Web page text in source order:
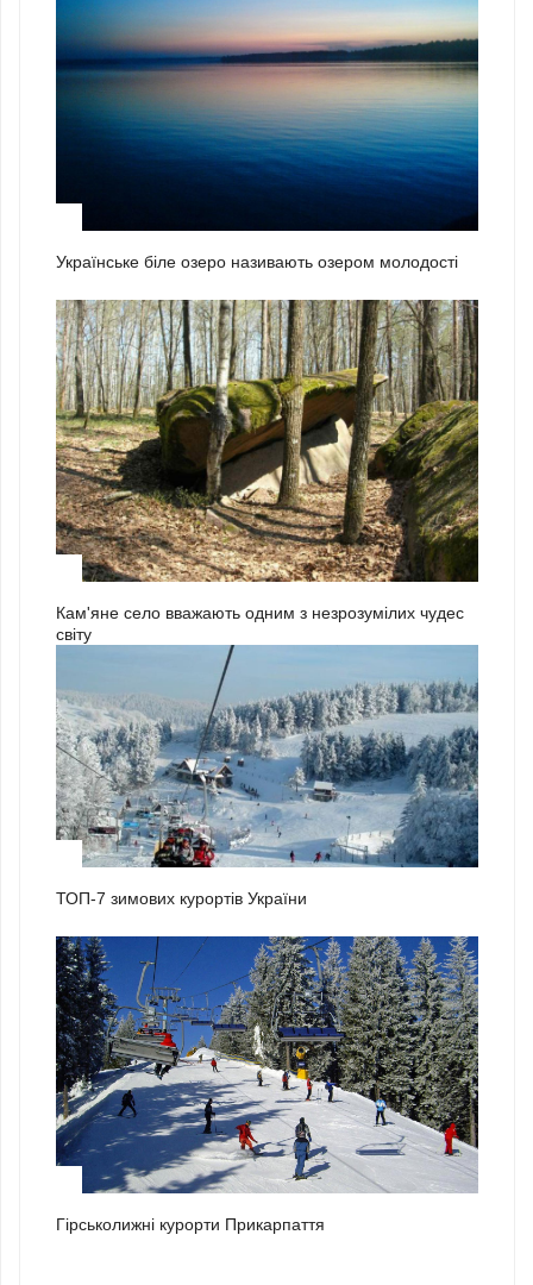
Українське біле озеро називають озером молодості
Кам'яне село вважають одним з незрозумілих чудес
світу
ТОП-7 зимових курортів України
Гірськолижні курорти Прикарпаття